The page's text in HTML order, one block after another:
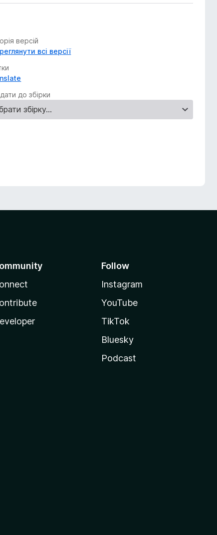
версій
всі версії
до збірки
Follow
Instagram
YouTube
TikTok
Bluesky
Podcast